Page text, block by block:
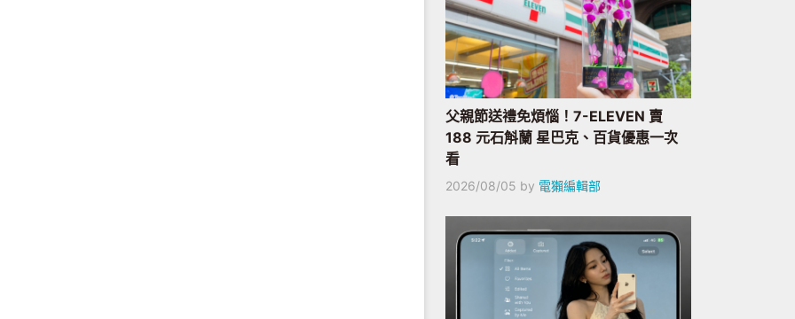
父親節送禮免煩惱！7-ELEVEN 賣
188 元石斛蘭 星巴克、百貨優惠一次
看
2026/08/05 by 電獺編輯部